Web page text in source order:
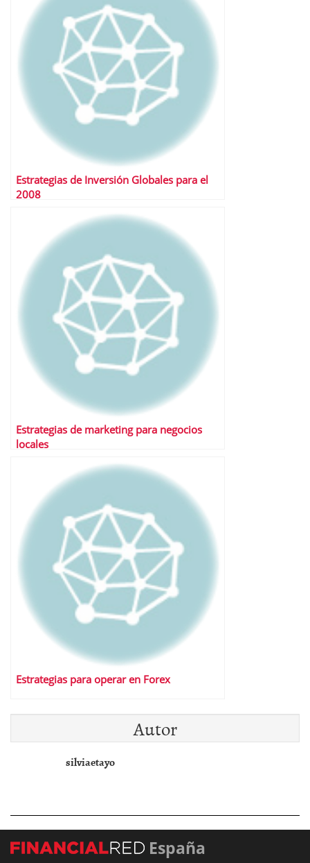
Estrategias de Inversión Globales para el
2008
Estrategias de marketing para negocios
locales
Estrategias para operar en Forex
Autor
silviaetayo
España